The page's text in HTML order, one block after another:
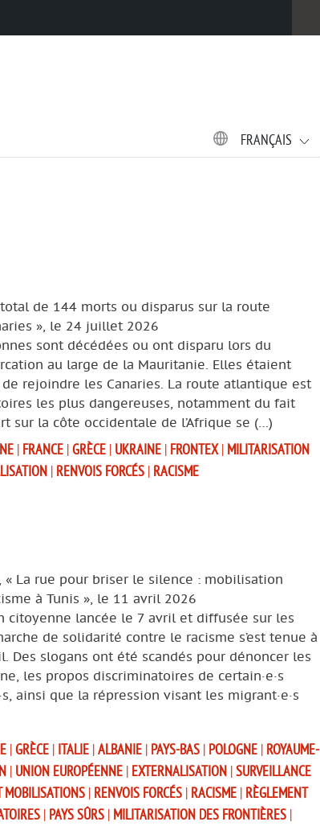
FRANÇAIS
total de 144 morts ou disparus sur la route
», le 24 juillet 2026
sont décédées ou ont disparu lors du
au large de la Mauritanie. Elles étaient
rejoindre les Canaries. La route atlantique est
les plus dangereuses, notamment du fait
sur la côte occidentale de l’Afrique se (…)
| FRANCE |GRÈCE | UKRAINE | FRONTEX | MILITARISATION
| RENVOIS FORCÉS | RACISME
« La rue pour briser le silence : mobilisation
à Tunis », le 11 avril 2026
citoyenne lancée le 7 avril et diffusée sur les
de solidarité contre le racisme s’est tenue à
Des slogans ont été scandés pour dénoncer les
les propos discriminatoires de certain·e·s
ainsi que la répression visant les migrant·e·s
|GRÈCE | ITALIE |ALBANIE | PAYS-BAS | POLOGNE | ROYAUME-
| UNION EUROPÉENNE | EXTERNALISATION |SURVEILLANCE
MOBILISATIONS | RENVOIS FORCÉS | RACISME | RÈGLEMENT
| PAYS SÛRS | MILITARISATION DES FRONTIÈRES |